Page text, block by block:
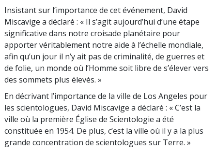
Insistant sur l’importance de cet événement, David
Miscavige a déclaré : « Il s’agit aujourd’hui d’une étape
significative dans notre croisade planétaire pour
apporter véritablement notre aide à l’échelle mondiale,
afin qu’un jour il n’y ait pas de criminalité, de guerres et
de folie, un monde où l’Homme soit libre de s’élever vers
des sommets plus élevés. »
En décrivant l’importance de la ville de Los Angeles pour
les scientologues, David Miscavige a déclaré : « C’est la
ville où la première Église de Scientologie a été
constituée en 1954. De plus, c’est la ville où il y a la plus
grande concentration de scientologues sur Terre. »